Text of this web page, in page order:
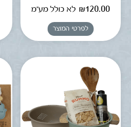
₪120.00 לא כולל מע"מ
לפרטי המוצר